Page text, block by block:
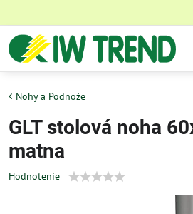
Nohy a Podnože
GLT stolová noha
matna
Hodnotenie